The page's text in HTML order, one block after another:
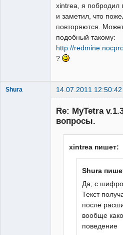
xintrea, я побродил
и заметил, что
повторяются.
подобный такому:
http://
?
Shura 14.07.2011 12:50:42
Re: MyTetra
вопросы.
xintrea пишет:
Shura
Да, с
Текст
после
вообще
поведение